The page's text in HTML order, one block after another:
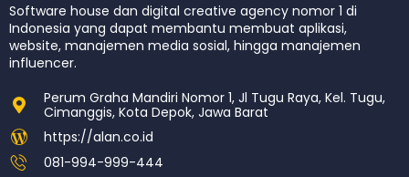
Software house dan digital creative agency nomor 1 di
Indonesia yang dapat membantu membuat aplikasi,
website, manajemen media sosial, hingga manajemen
influencer.
Perum Graha Mandiri Nomor 1, Jl Tugu Raya, Kel. Tugu,
Cimanggis, Kota Depok, Jawa Barat
https://alan.co.id
081-994-999-444